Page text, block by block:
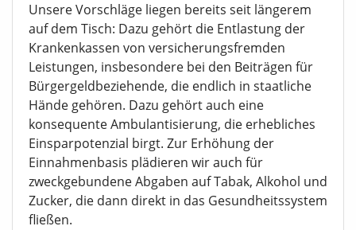
Unsere Vorschläge liegen bereits seit längerem
auf dem Tisch: Dazu gehört die Entlastung der
Krankenkassen von versicherungsfremden
Leistungen, insbesondere bei den Beiträgen für
Bürgergeldbeziehende, die endlich in staatliche
Hände gehören. Dazu gehört auch eine
konsequente Ambulantisierung, die erhebliches
Einsparpotenzial birgt. Zur Erhöhung der
Einnahmenbasis plädieren wir auch für
zweckgebundene Abgaben auf Tabak, Alkohol und
Zucker, die dann direkt in das Gesundheitssystem
fließen.